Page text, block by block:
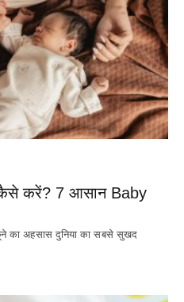
करें? 7 आसान Baby
का अहसास दुनिया का सबसे सुखद